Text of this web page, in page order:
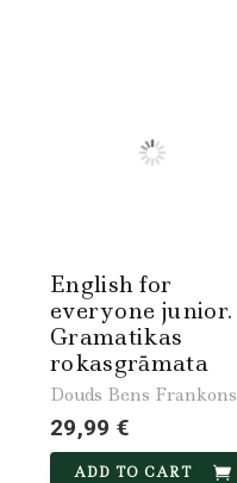
English for
everyone junior.
Gramatikas
rokasgrāmata
Douds Bens Frankons
29,99 €
ADD TO CART